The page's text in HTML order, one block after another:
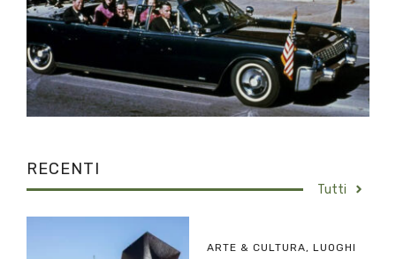
RECENTI
Tutti
ARTE & CULTURA, LUOGHI